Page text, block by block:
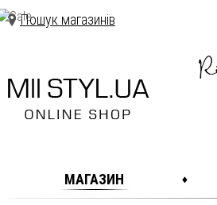
Пошук магазинів
МАГАЗИН